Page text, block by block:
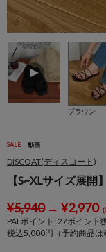
ブラウン
SALE 動画
DISCOAT(ディスコート)
【S~XLサイズ展
¥5,940→ ¥2,970（
PALポイント: 27ポイント
税込5,000円（予約商品